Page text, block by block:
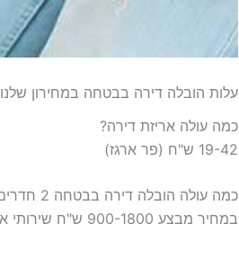
עלות הובלה דירה בבטחה במחירון שלנו
כמה עולה אריזת דירה​?
19-42 ש"ח (פר ארגז)
כמה עולה הובלה דירה בבטחה 2 חדרים פלוס עלות אריזת דירה ?
במחיר מבצע 900-1800 ש"ח שירותי אריזת שני חדרים – 700-900 ש"ח